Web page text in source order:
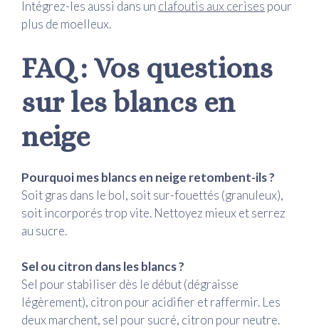
Intégrez-les aussi dans un clafoutis aux cerises pour
plus de moelleux.
FAQ : Vos questions
sur les blancs en
neige
Pourquoi mes blancs en neige retombent-ils ?
Soit gras dans le bol, soit sur-fouettés (granuleux),
soit incorporés trop vite. Nettoyez mieux et serrez
au sucre.
Sel ou citron dans les blancs ?
Sel pour stabiliser dès le début (dégraisse
légèrement), citron pour acidifier et raffermir. Les
deux marchent, sel pour sucré, citron pour neutre.